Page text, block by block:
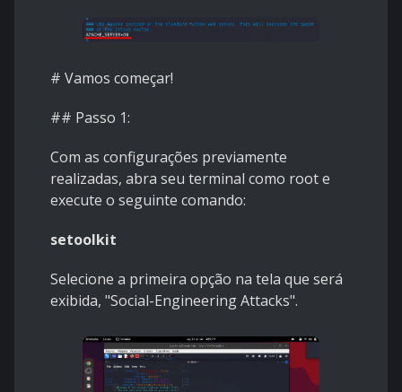
# Vamos começar!
## Passo 1:
Com as configurações previamente
realizadas, abra seu terminal como root e
execute o seguinte comando:
setoolkit
Selecione a primeira opção na tela que será
exibida, "Social-Engineering Attacks".